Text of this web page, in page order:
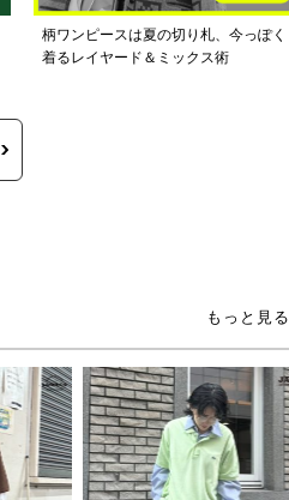
柄ワンピースは夏の切り札、今っぽく
着るレイヤード＆ミックス術
もっと見る